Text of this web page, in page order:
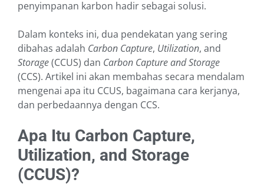
penyimpanan karbon hadir sebagai solusi.
Dalam konteks ini, dua pendekatan yang sering
dibahas adalah Carbon Capture, Utilization, and
Storage(CCUS) dan Carbon Capture and Storage
(CCS). Artikel ini akan membahas secara mendalam
mengenai apa itu CCUS, bagaimana cara kerjanya,
dan perbedaannya dengan CCS.
Apa Itu Carbon Capture,
Utilization, and Storage
(CCUS)?